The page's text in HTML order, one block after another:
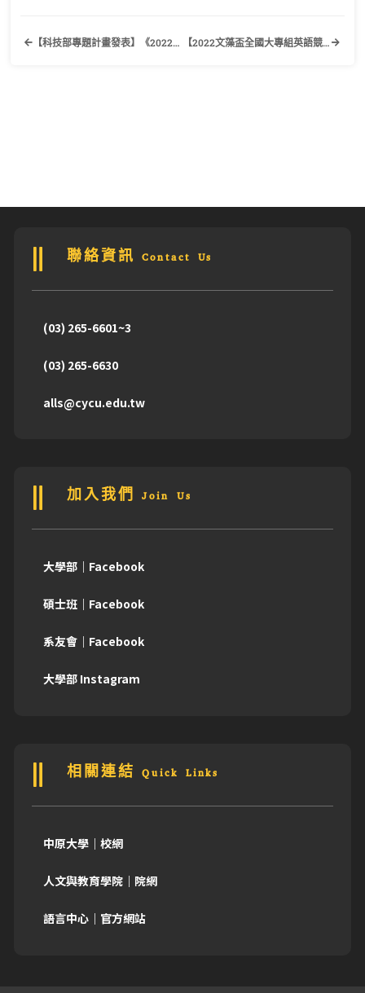
【科技部專題計畫發表】《2022年科技部人文學門之專題計畫成果發表會》科技部人文與社會科學研究發展司、國立成功大學外國語文學系、輔仁大學日本語文學系 【2022文藻盃全國大專組英語競賽】歡迎有興趣的同學踴躍報名參加！
聯絡資訊 Contact Us
(03) 265-6601~3
(03) 265-6630
alls@cycu.edu.tw
加入我們 Join Us
大學部｜Facebook
碩士班｜Facebook
系友會｜Facebook
大學部 Instagram
相關連結 Quick Links
中原大學｜校網
人文與教育學院｜院網
語言中心｜官方網站